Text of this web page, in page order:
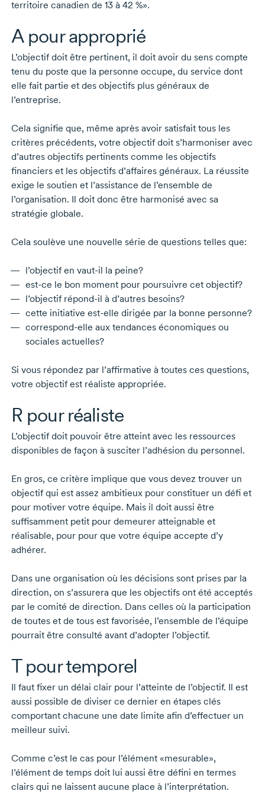
territoire canadien de 13à 42 %».
A pour approprié
L’objectif doit être pertinent, il doit avoir du sens compte
tenu du poste que la personne occupe, du service dont
elle fait partie et des objectifs plus généraux de
l’entreprise.
Cela signifie que, même après avoir satisfait tous les
critères précédents, votre objectif doit s’harmoniser avec
d’autres objectifs pertinents comme les objectifs
financiers et les objectifs d’affaires généraux. La réussite
exige le soutien et l’assistance de l’ensemble de
l’organisation. Il doit donc être harmonisé avec sa
stratégie globale.
Cela soulève une nouvelle série de questions telles que:
l’objectif en vaut-il la peine?
est-ce le bon moment pour poursuivre cet objectif?
l’objectif répond-il à d’autres besoins?
cette initiative est-elle dirigée par la bonne personne?
correspond-elle aux tendances économiques ou
sociales actuelles?
Si vous répondez par l’affirmative à toutes ces questions,
votre objectif est réaliste appropriée.
R pour réaliste
L’objectif doit pouvoir être atteint avec les ressources
disponibles de façon à susciter l’adhésion du personnel.
En gros, ce critère implique que vous devez trouver un
objectif qui est assez ambitieux pour constituer un défi et
pour motiver votre équipe. Mais il doit aussi être
suffisamment petit pour demeurer atteignable et
réalisable, pour pour que votre équipe accepte d’y
adhérer.
Dans une organisation où les décisions sont prises par la
direction, on s’assurera que les objectifs ont été acceptés
par le comité de direction. Dans celles où la participation
de toutes et de tous est favorisée, l’ensemble de l’équipe
pourrait être consulté avant d’adopter l’objectif.
T pour temporel
Il faut fixer un délai clair pour l’atteinte de l’objectif. Il est
aussi possible de diviser ce dernier en étapes clés
comportant chacune une date limite afin d’effectuer un
meilleur suivi.
Comme c’est le cas pour l’élément «mesurable»,
l’élément de temps doit lui aussi être défini en termes
clairs qui ne laissent aucune place à l’interprétation.